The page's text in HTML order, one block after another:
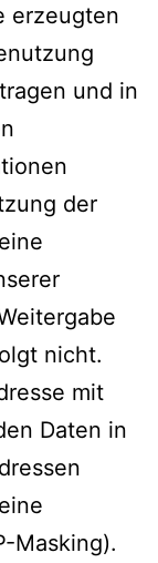
erzeugten
und in
der
nicht.
mit
Daten in
Masking).